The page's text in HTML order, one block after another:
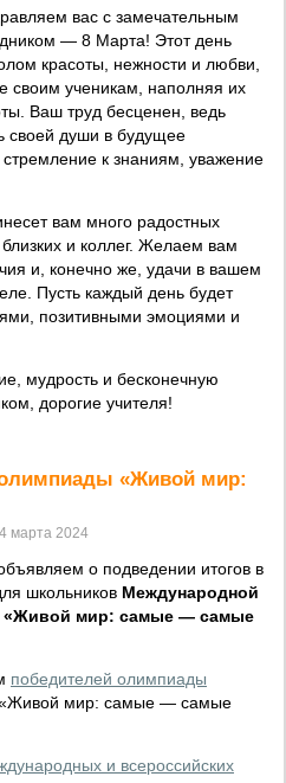
вас с замечательным
— 8 Марта! Этот день
красоты, нежности и любви,
своим ученикам, наполняя их
Ваш труд бесценен, ведь
своей души в будущее
к знаниям, уважение
вам много радостных
и коллег. Желаем вам
и, конечно же, удачи в вашем
Пусть каждый день будет
позитивными эмоциями и
мудрость и бесконечную
дорогие учителя!
«Живой мир:
марта 2024
о подведении итогов в
школьников Международной
«Живой мир: самые — самые
победителей олимпиады
мир: самые — самые
и всероссийских